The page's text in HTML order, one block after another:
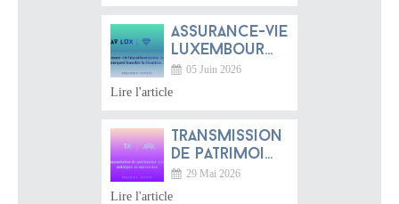
rentabiliser
Assurance-vie
luxembourgeoise
2026 :
pourquoi
frontière ?
05 Juin 2026
Lire l'article
Transmission
de patrimoine
2026 :
anticiper sa
29 Mai 2026
Lire l'article